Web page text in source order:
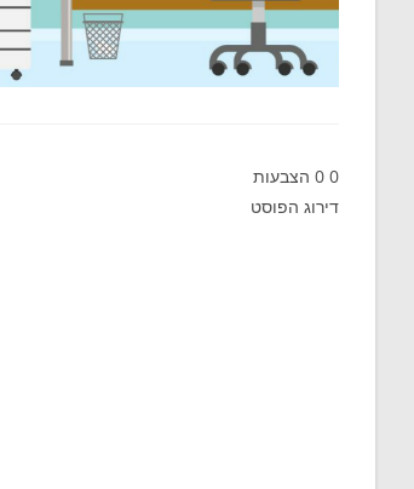
0
0 הצבעות
דירוג הפוסט